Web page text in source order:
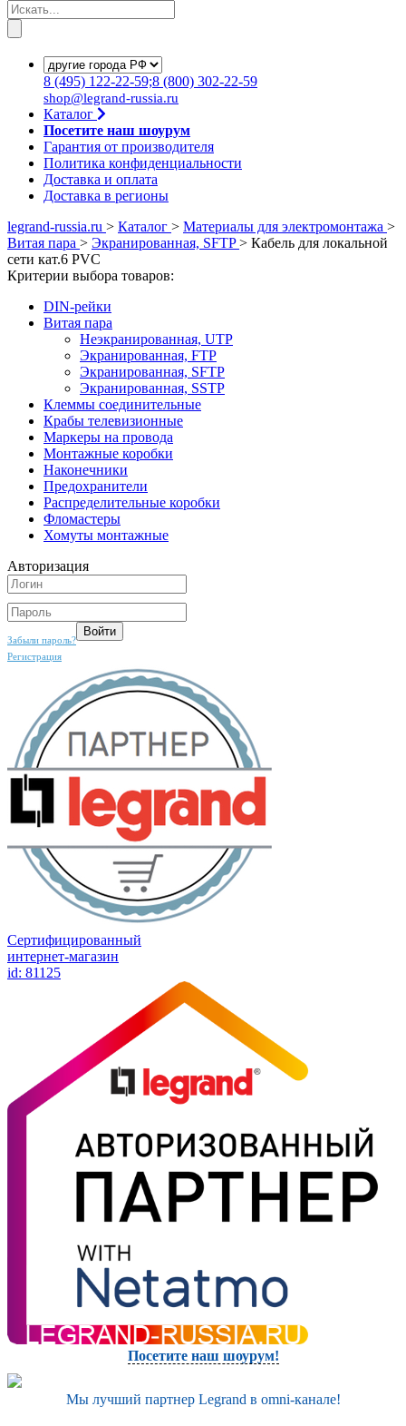
8 (495) 122-22-59;8 (800) 302-22-59
shop@legrand-russia.ru
Каталог
Посетите наш шоурум
Гарантия от производителя
Политика конфиденциальности
Доставка и оплата
Доставка в регионы
legrand-russia.ru > Каталог > Материалы для электромонтажа >
Витая пара > Экранированная, SFTP > Кабель для локальной
сети кат.6 PVC
Критерии выбора товаров:
DIN-рейки
Витая пара
Неэкранированная, UTP
Экранированная, FTP
Экранированная, SFTP
Экранированная, SSTP
Клеммы соединительные
Крабы телевизионные
Маркеры на провода
Монтажные коробки
Наконечники
Предохранители
Распределительные коробки
Фломастеры
Хомуты монтажные
Авторизация
Забыли пароль?
Регистрация
Сертифицированный
интернет-магазин
id: 81125
Посетите наш шоурум!
Мы лучший партнер Legrand в omni-канале!